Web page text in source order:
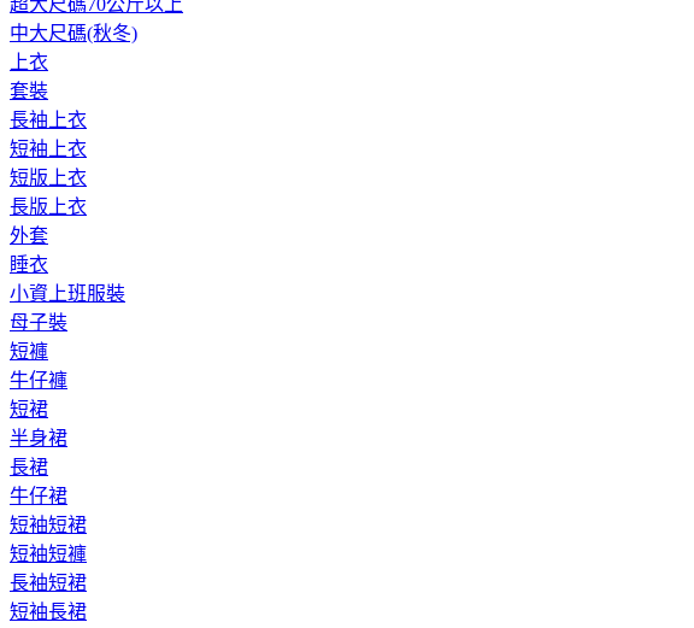
超大尺碼70公斤以上
中大尺碼(秋冬)
上衣
套裝
長袖上衣
短袖上衣
短版上衣
長版上衣
外套
睡衣
小資上班服裝
母子裝
短褲
牛仔褲
短裙
半身裙
長裙
牛仔裙
短袖短裙
短袖短褲
長袖短裙
短袖長裙